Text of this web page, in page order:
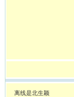
离线是北生颖